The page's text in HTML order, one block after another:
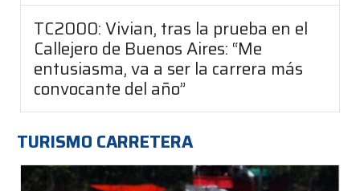
TC2000: Vivian, tras la prueba en el
Callejero de Buenos Aires: “Me
entusiasma, va a ser la carrera más
convocante del año”
TURISMO CARRETERA